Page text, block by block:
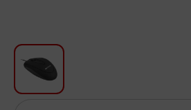
Посуда